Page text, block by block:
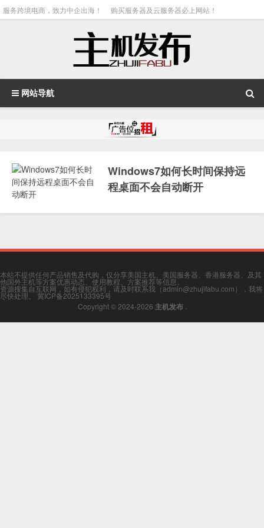
服务跨境电商，致力中企出海！ 购买服务器及云服务器必上网站！
网站导航
Windows7如何长时间保持远
程桌面不会自动断开
本站不提供任何产品销售及代购，仅分享美国主机、美国服务器、香港服务器、及其
他国外主机等方案优惠动态、使用教程、方案推荐等信息。
资源搜集自互联网，如有侵犯权利，请及时联系我（admin@zhujifabu.com），我将
尽快处理。冀ICP备2025133395号
Copyright © 2024-2026 主机发布.